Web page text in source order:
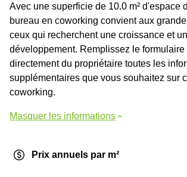
Avec une superficie de 10.0 m² d'espace
bureau en coworking convient aux
ceux qui recherchent une croissance et un
développement. Remplissez le
directement du propriétaire toutes les
supplémentaires que vous souhaitez sur
coworking.
Masquer les informations
Prix annuels par m²